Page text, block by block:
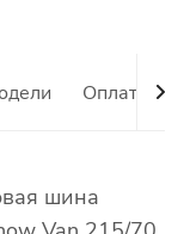
Оплата
шина